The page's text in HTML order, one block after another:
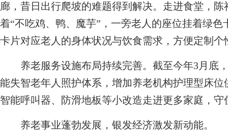
廊，昔日出行爬坡的难题得到解决。走进食堂，
着“不吃鸡、鸭、魔芋”，一旁老人的座位挂着绿色
卡片对应老人的身体状况与饮食需求，方便定制
养老服务设施布局持续完善。截至今年3月底，
能失智老年人照护体系，增加养老机构护理型床
智能呼叫器、防滑地板等小改造走进更多家庭，
养老事业蓬勃发展，银发经济激发新动能。